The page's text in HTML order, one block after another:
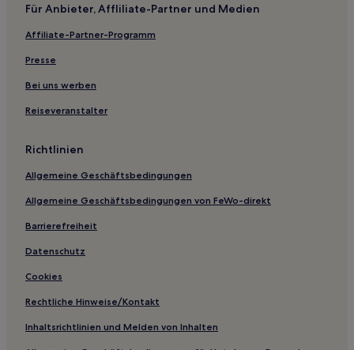
Hotels nahe Eloise B. Houchens Center
Hotels nahe 21c Museum Hotel
Hotels nahe Ephram White Park
Hotels nahe Paducah Convention Center
Shively: Hotels
Beaver Dam Hotels
Hampton Hotels
Cecilia Hotels
Clermont Hotels
Hotels nahe Barkley Regional
Hotels nahe United States Marine Hospital of Louisville
Hotels nahe Fountain Square Park
Sacramento Hotels
Louisville Hotels
Für Anbieter, Affliliate-Partner und Medien
Affiliate-Partner-Programm
Presse
Bei uns werben
Reiseveranstalter
Richtlinien
Allgemeine Geschäftsbedingungen
Allgemeine Geschäftsbedingungen von FeWo-direkt
Barrierefreiheit
Datenschutz
Cookies
Rechtliche Hinweise/Kontakt
Inhaltsrichtlinien und Melden von Inhalten